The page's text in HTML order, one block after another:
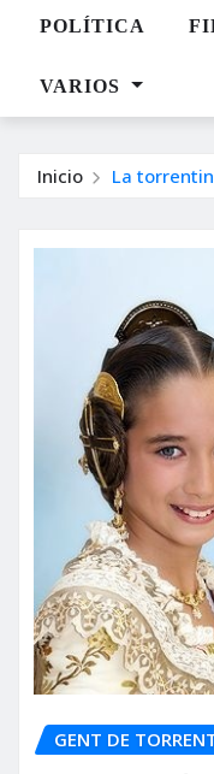
POLÍTICA
VARIOS
Inicio La
GENT DE